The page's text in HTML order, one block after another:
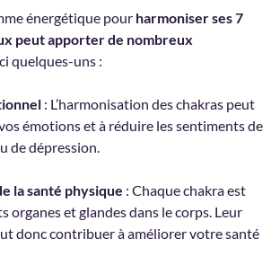
énergétique pour harmoniser ses 7
peut apporter de nombreux
quelques-uns :
: L’harmonisation des chakras peut
émotions et à réduire les sentiments de
de dépression.
la santé physique : Chaque chakra est
organes et glandes dans le corps. Leur
donc contribuer à améliorer votre santé